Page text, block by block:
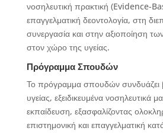
νοσηλευτική πρακτική (Evidence-
επαγγελματική δεοντολογία, στη
συνεργασία και στην αξιοποίηση
στον χώρο της υγείας.
Πρόγραμμα Σπουδών
Το πρόγραμμα σπουδών συνδυάζει
υγείας, εξειδικευμένα νοσηλευτικά
εκπαίδευση, εξασφαλίζοντας
επιστημονική και επαγγελματική